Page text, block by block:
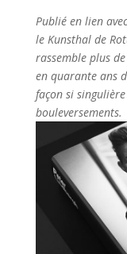
Publié en lien
le Kunsthal de
rassemble plus
en quarante ans
façon si
bouleversements.